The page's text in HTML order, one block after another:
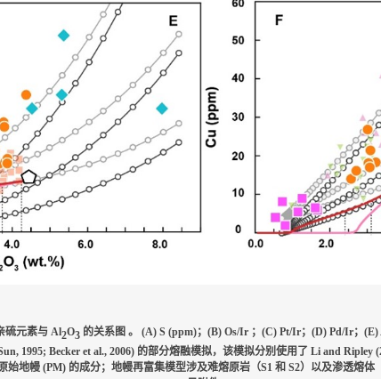
硫元素与 Al2O3 的关系图 。 (A) S (ppm)；(B) Os/Ir ；(C) Pt/Ir；(D) Pd/Ir；
1995; Becker et al., 2006) 的部分熔融模拟，该模拟分别使用了 Li and Ripley
始地幔 (PM) 的成分；地幔再富集模型涉及难熔原岩（S1 和 S2）以及渗透熔